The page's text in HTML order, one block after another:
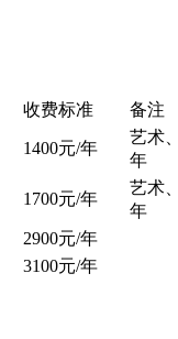
收费标准 备注
1400元/年
艺术
年
1700元/年
艺术
年
2900元/年
3100元/年